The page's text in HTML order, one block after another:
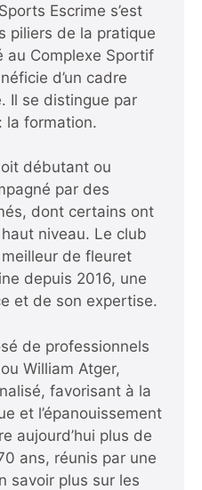
Escrime s’est
piliers de la pratique
au Complexe Sportif
d’un cadre
Il se distingue par
la formation.
débutant ou
par des
dont certains ont
niveau. Le club
de fleuret
depuis 2016, une
et de son expertise.
de professionnels
William Atger,
favorisant à la
et l’épanouissement
aujourd’hui plus de
ans, réunis par une
savoir plus sur les